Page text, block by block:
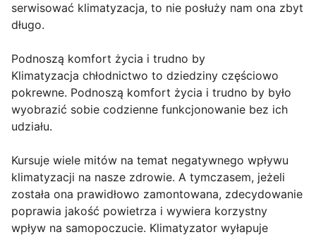
serwisować klimatyzacja, to nie posłuży nam ona zbyt
długo.
Podnoszą komfort życia i trudno by
Klimatyzacja chłodnictwo to dziedziny częściowo
pokrewne. Podnoszą komfort życia i trudno by było
wyobrazić sobie codzienne funkcjonowanie bez ich
udziału.
Kursuje wiele mitów na temat negatywnego wpływu
klimatyzacji na nasze zdrowie. A tymczasem, jeżeli
została ona prawidłowo zamontowana, zdecydowanie
poprawia jakość powietrza i wywiera korzystny
wpływ na samopoczucie. Klimatyzator wyłapuje